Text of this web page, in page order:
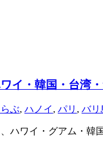
イ・韓国・台湾
ぶ, ハノイ , パリ , バリ
ハワイ・グアム・韓